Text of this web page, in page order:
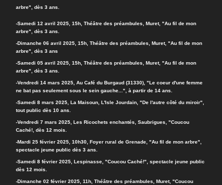
arbre", dès 3 ans.
-Samedi 12 avril 2025, 15h, Théâtre des préambules, Muret, "Au fil de mon
arbre", dès 3 ans.
-Dimanche 06 avril 2025, 15h, Théâtre des préambules, Muret, "Au fil de mon
arbre", dès 3 ans
-Samedi 05 avril 2025, 15h, Théâtre des préambules, Muret, "Au fil de mon
arbre", dès 3 ans.
-Vendredi 14 mars 2025, Au Café du Burgaud (31330), "Le coeur d'une femme
ne bat pas seulement sous le sein gauche...", à partir de 14 ans.
-Samedi 8 mars 2025, La Maisoun, L'Isle Jourdain, "De l'autre côté du miroir",
tout public dès 10 ans.
-Vendredi 7 mars 2025, Les Ricochets enchantés, Saubrigues, "Coucou
Caché!, dès 12 mois.
-Mardi 25 février 2025, 10h30, Foyer rural de Grenade, "Au fil de mon arbre",
spectacle jeune public dès 3 ans.
-Samedi 8 février 2025, Lespinasse, "Coucou Caché!", spectacle jeune public
dès 12 mois.
-Dimanche 02 février 2025, 11h, Théâtre des préambules, Muret, "Coucou